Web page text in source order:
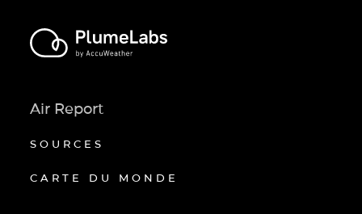
Air Report
SOURCES
CARTE DU MONDE